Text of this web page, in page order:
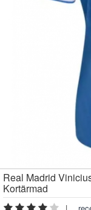
Real Madrid
Kortärmad
|